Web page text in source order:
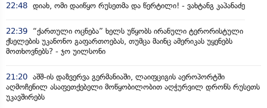
22:48 დიახ, ომი დაიწყო რუსეთმა და წერტილი! - ვახტანგ კაპანაძე
22:39
“ქართული ოცნება” ხელს უწყობს ირანული ტერორისტული
ქსელების უკანონო გაფართოებას, თუმცა მაინც ამერიკას უყენებს
მოთხოვნებს? - ჯო უილსონი
21:20 აშშ-ის დაზვერვა გერმანიაში, ლაიფციგის აეროპორტში
აღმოჩენილ ასაფეთქებელი მოწყობილობით აღჭურვილ დრონს რუსეთს
უკავშირებს